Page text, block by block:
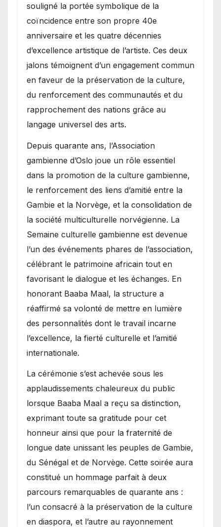
souligné la portée symbolique de la
coïncidence entre son propre 40e
anniversaire et les quatre décennies
d’excellence artistique de l’artiste. Ces deux
jalons témoignent d’un engagement commun
en faveur de la préservation de la culture,
du renforcement des communautés et du
rapprochement des nations grâce au
langage universel des arts.
​Depuis quarante ans, l’Association
gambienne d’Oslo joue un rôle essentiel
dans la promotion de la culture gambienne,
le renforcement des liens d’amitié entre la
Gambie et la Norvège, et la consolidation de
la société multiculturelle norvégienne. La
Semaine culturelle gambienne est devenue
l’un des événements phares de l’association,
célébrant le patrimoine africain tout en
favorisant le dialogue et les échanges. En
honorant Baaba Maal, la structure a
réaffirmé sa volonté de mettre en lumière
des personnalités dont le travail incarne
l’excellence, la fierté culturelle et l’amitié
internationale.
​La cérémonie s’est achevée sous les
applaudissements chaleureux du public
lorsque Baaba Maal a reçu sa distinction,
exprimant toute sa gratitude pour cet
honneur ainsi que pour la fraternité de
longue date unissant les peuples de Gambie,
du Sénégal et de Norvège. Cette soirée aura
constitué un hommage parfait à deux
parcours remarquables de quarante ans :
l’un consacré à la préservation de la culture
en diaspora, et l’autre au rayonnement